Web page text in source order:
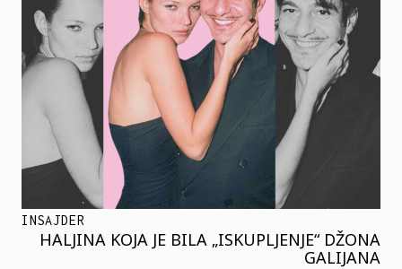
INSAJDER
HALJINA KOJA JE BILA „ISKUPLJENJE“ DŽONA
GALIJANA